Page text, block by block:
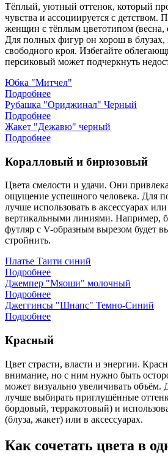
Тёплый, уютный оттенок, который
чувства и ассоциируется с детством.
женщин с тёплым цветотипом (весна,
Для полных фигур он хорош в блузах,
свободного кроя. Избегайте
персиковый может подчеркнуть
Юбка "Митчел"
Подробнее
Рубашка "Ориджинал" Черный
Подробнее
Жакет "Дежавю" черный
Подробнее
Коралловый и бирюзовый
Цвета смелости и удачи. Они
ощущение успешного человека. Для
лучше использовать в аксессуарах
вертикальными линиями. Например,
футляр с V-образным вырезом будет
стройнить.
Платье Таити синий
Подробнее
Джемпер "Мяоши" молочный
Подробнее
Джеггинсы "Шнапс" Темно-Синий
Подробнее
Красный
Цвет страсти, власти и энергии.
внимание, но с ним нужно быть
может визуально увеличивать
лучше выбирать приглушённые
бордовый, терракотовый) и
(блуза, жакет) или в аксессуарах.
Как сочетать цвета в